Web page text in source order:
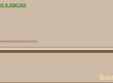
в школах